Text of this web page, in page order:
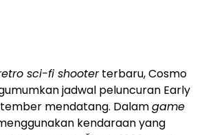
sci-fi shooterterbaru, Cosmo
jadwal peluncuran Early
mendatang. Dalamgame
kendaraan yang